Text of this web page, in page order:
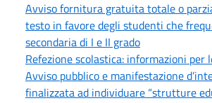
Avviso fornitura gratuita totale o
testo in favore degli studenti che
secondaria di I e II grado
Refezione scolastica: informazioni per
Avviso pubblico e manifestazione
finalizzata ad individuare “strutture